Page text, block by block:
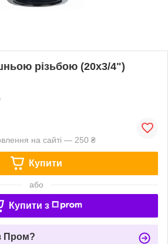
різьбою (20х3/4")
на сайті — 250 ₴
Купити
або
Купити з
Пром?